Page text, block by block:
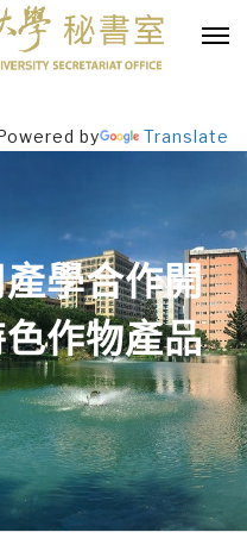
by Translate
學合作開
作物產品